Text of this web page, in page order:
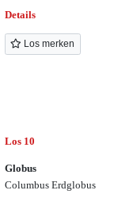
Details
Los merken
Los 10
Globus
Columbus Erdglobus